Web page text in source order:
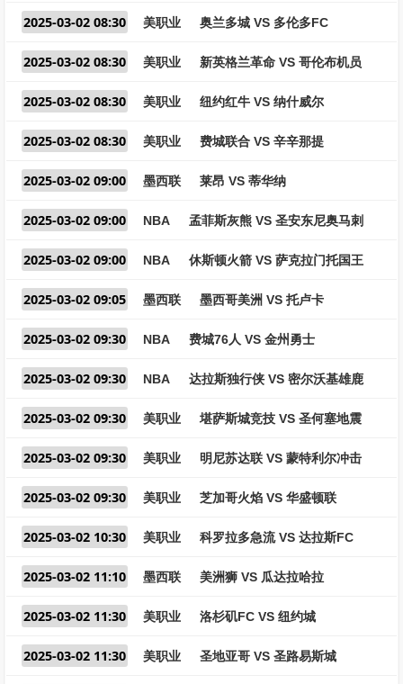
2025-03-02 08:30 美职业 奥兰多城 VS 多伦多FC
2025-03-02 08:30 美职业 新英格兰革命 VS 哥伦布机员
2025-03-02 08:30 美职业 纽约红牛 VS 纳什威尔
2025-03-02 08:30 美职业 费城联合 VS 辛辛那提
2025-03-02 09:00 墨西联 莱昂 VS 蒂华纳
2025-03-02 09:00 NBA 孟菲斯灰熊 VS 圣安东尼奥马刺
2025-03-02 09:00 NBA 休斯顿火箭 VS 萨克拉门托国王
2025-03-02 09:05 墨西联 墨西哥美洲 VS 托卢卡
2025-03-02 09:30 NBA 费城76人 VS 金州勇士
2025-03-02 09:30 NBA 达拉斯独行侠 VS 密尔沃基雄鹿
2025-03-02 09:30 美职业 堪萨斯城竞技 VS 圣何塞地震
2025-03-02 09:30 美职业 明尼苏达联 VS 蒙特利尔冲击
2025-03-02 09:30 美职业 芝加哥火焰 VS 华盛顿联
2025-03-02 10:30 美职业 科罗拉多急流 VS 达拉斯FC
2025-03-02 11:10 墨西联 美洲狮 VS 瓜达拉哈拉
2025-03-02 11:30 美职业 洛杉矶FC VS 纽约城
2025-03-02 11:30 美职业 圣地亚哥 VS 圣路易斯城